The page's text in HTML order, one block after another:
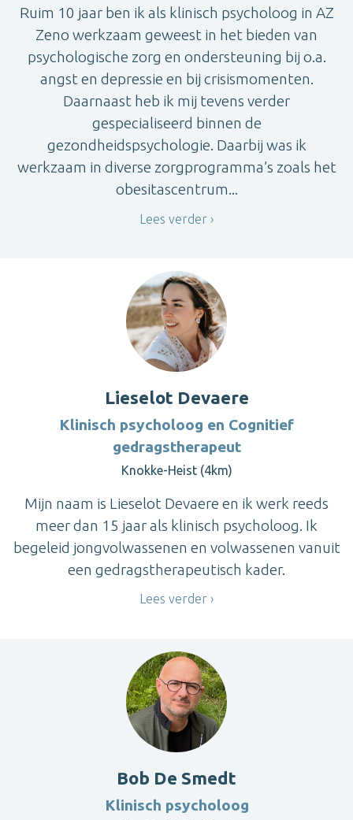
Ruim 10 jaar ben ik als klinisch psycholoog in AZ
Zeno werkzaam geweest in het bieden van
psychologische zorg en ondersteuning bij o.a.
angst en depressie en bij crisismomenten.
Daarnaast heb ik mij tevens verder
gespecialiseerd binnen de
gezondheidspsychologie. Daarbij was ik
werkzaam in diverse zorgprogramma’s zoals het
obesitascentrum...
Lees verder
Lieselot Devaere
Klinisch psycholoog en Cognitief
gedragstherapeut
Knokke-Heist (4km)
Mijn naam is Lieselot Devaere en ik werk reeds
meer dan 15 jaar als klinisch psycholoog. Ik
begeleid jongvolwassenen en volwassenen vanuit
een gedragstherapeutisch kader.
Lees verder
Bob De Smedt
Klinisch psycholoog